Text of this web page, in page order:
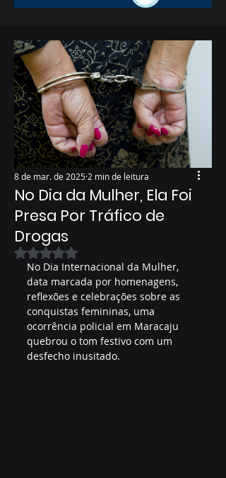
No Dia da Mulher, Ela Foi
Presa Por Tráfico de
Drogas
8 de mar. de 2025 2 min de leitura
Avaliado com NaN de 5 estrelas.
No Dia Internacional da Mulher,
data marcada por homenagens,
reflexões e celebrações sobre as
conquistas femininas, uma
ocorrência policial em Maracaju
quebrou o tom festivo com um
desfecho inusitado.